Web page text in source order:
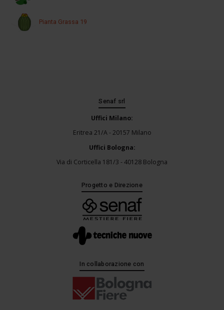
Pianta Grassa 19
Senaf srl
Uffici Milano:
Eritrea 21/A - 20157 Milano
Uffici Bologna:
Via di Corticella 181/3 - 40128 Bologna
Progetto e Direzione
In collaborazione con